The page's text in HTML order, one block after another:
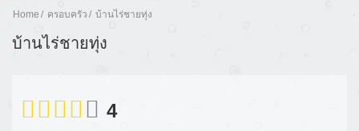
Home ครอบครัว บ้านไร่ชายทุ่ง
บ้านไร่ชายทุ่ง
4